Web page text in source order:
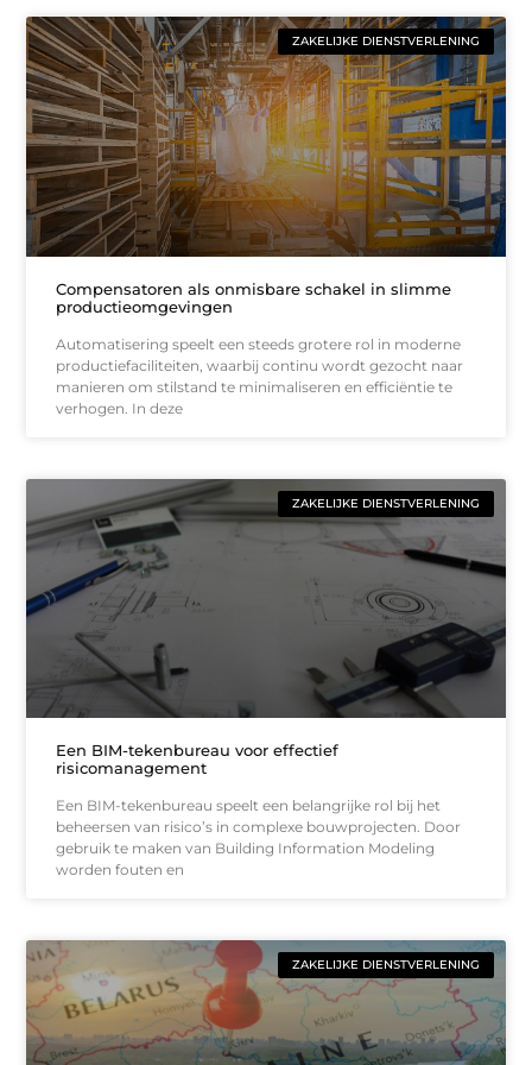
ZAKELIJKE DIENSTVERLENING
Compensatoren als onmisbare schakel in slimme
productieomgevingen
Automatisering speelt een steeds grotere rol in moderne
productiefaciliteiten, waarbij continu wordt gezocht naar
manieren om stilstand te minimaliseren en efficiëntie te
verhogen. In deze
ZAKELIJKE DIENSTVERLENING
Een BIM-tekenbureau voor effectief
risicomanagement
Een BIM-tekenbureau speelt een belangrijke rol bij het
beheersen van risico’s in complexe bouwprojecten. Door
gebruik te maken van Building Information Modeling
worden fouten en
ZAKELIJKE DIENSTVERLENING